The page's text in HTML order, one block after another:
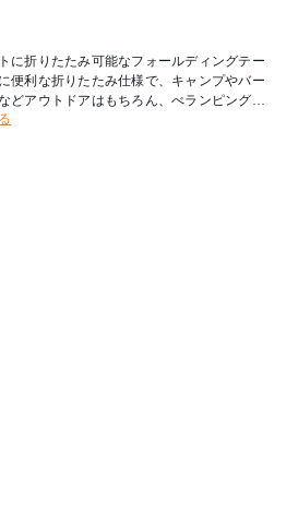
に折りたたみ可能なフォールディングテー
便利な折りたたみ仕様で、キャンプやバー
どアウトドアはもちろん、べランピングや
ンプでも使える便利な1台です。ベンチは折
たたみ式